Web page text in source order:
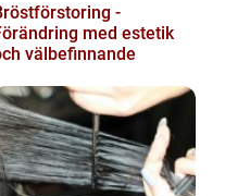
-
med estetik
välbefinnande